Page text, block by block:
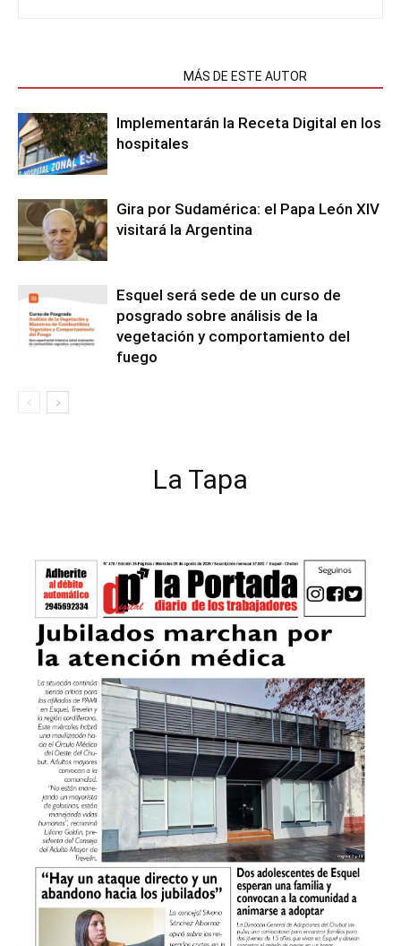
MÁS DE ESTE AUTOR
Implementarán la Receta Digital en los
hospitales
Gira por Sudamérica: el Papa León XIV
visitará la Argentina
Esquel será sede de un curso de
posgrado sobre análisis de la
vegetación y comportamiento del
fuego
La Tapa